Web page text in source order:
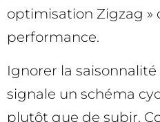
optimisation Zigzag »
performance.
Ignorer la saisonnalité
signale un schéma
plutôt que de subir.